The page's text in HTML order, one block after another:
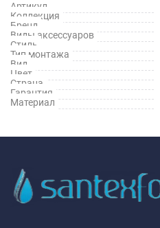
Артикул
Коллекция
Бренд
Виды аксессуаров
Стиль
Тип монтажа
Вид
Цвет
Страна
Гарантия
Материал